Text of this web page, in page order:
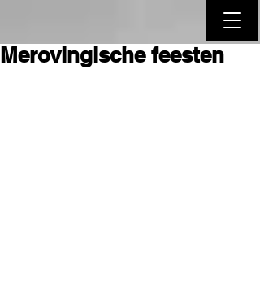
Merovingische feesten